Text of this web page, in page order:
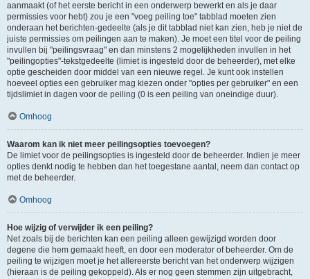
aanmaakt (of het eerste bericht in een onderwerp bewerkt en als je daar
permissies voor hebt) zou je een "voeg peiling toe" tabblad moeten zien
onderaan het berichten-gedeelte (als je dit tabblad niet kan zien, heb je niet de
juiste permissies om peilingen aan te maken). Je moet een titel voor de peiling
invullen bij "peilingsvraag" en dan minstens 2 mogelijkheden invullen in het
"peilingopties"-tekstgedeelte (limiet is ingesteld door de beheerder), met elke
optie gescheiden door middel van een nieuwe regel. Je kunt ook instellen
hoeveel opties een gebruiker mag kiezen onder "opties per gebruiker" en een
tijdslimiet in dagen voor de peiling (0 is een peiling van oneindige duur).
Omhoog
Waarom kan ik niet meer peilingsopties toevoegen?
De limiet voor de peilingsopties is ingesteld door de beheerder. Indien je meer
opties denkt nodig te hebben dan het toegestane aantal, neem dan contact op
met de beheerder.
Omhoog
Hoe wijzig of verwijder ik een peiling?
Net zoals bij de berichten kan een peiling alleen gewijzigd worden door
degene die hem gemaakt heeft, en door een moderator of beheerder. Om de
peiling te wijzigen moet je het allereerste bericht van het onderwerp wijzigen
(hieraan is de peiling gekoppeld). Als er nog geen stemmen zijn uitgebracht,